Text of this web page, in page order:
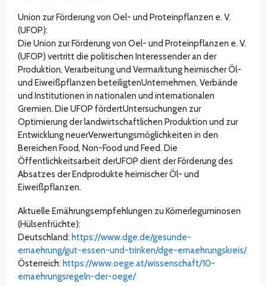
Union zur Förderung von Oel- und Proteinpflanzen e. V.
(UFOP):
Die Union zur Förderung von Oel- und Proteinpflanzen e. V.
(UFOP) vertritt die politischen Interessender an der
Produktion, Verarbeitung und Vermarktung heimischer Öl-
und Eiweißpflanzen beteiligtenUnternehmen, Verbände
und Institutionen in nationalen und internationalen
Gremien. Die UFOP fördertUntersuchungen zur
Optimierung der landwirtschaftlichen Produktion und zur
Entwicklung neuerVerwertungsmöglichkeiten in den
Bereichen Food, Non-Food und Feed. Die
Öffentlichkeitsarbeit derUFOP dient der Förderung des
Absatzes der Endprodukte heimischer Öl- und
Eiweißpflanzen.
Aktuelle Ernährungsempfehlungen zu Körnerleguminosen
(Hülsenfrüchte):
Deutschland: https://www.dge.de/gesunde-
ernaehrung/gut-essen-und-trinken/dge-ernaehrungskreis/
Österreich: https://www.oege.at/wissenschaft/10-
ernaehrungsregeln-der-oege/